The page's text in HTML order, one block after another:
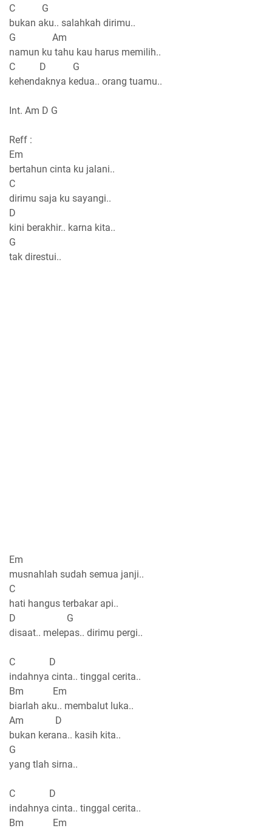
C G
bukan aku.. salahkah dirimu..
G Am
namun ku tahu kau harus memilih..
C D G
kehendaknya kedua.. orang tuamu..
Int. Am D G
Reff :
Em
bertahun cinta ku jalani..
C
dirimu saja ku sayangi..
D
kini berakhir.. karna kita..
G
tak direstui..
Em
musnahlah sudah semua janji..
C
hati hangus terbakar api..
D G
disaat.. melepas.. dirimu pergi..
C D
indahnya cinta.. tinggal cerita..
Bm Em
biarlah aku.. membalut luka..
Am D
bukan kerana.. kasih kita..
G
yang tlah sirna..
C D
indahnya cinta.. tinggal cerita..
Bm Em